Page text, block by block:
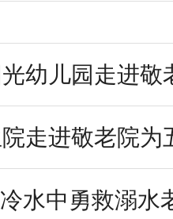
幼儿园走进敬
走进敬老院为
水中勇救溺水